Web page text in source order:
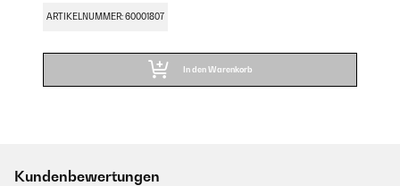
ARTIKELNUMMER: 60001807
In den Warenkorb
Kundenbewertungen